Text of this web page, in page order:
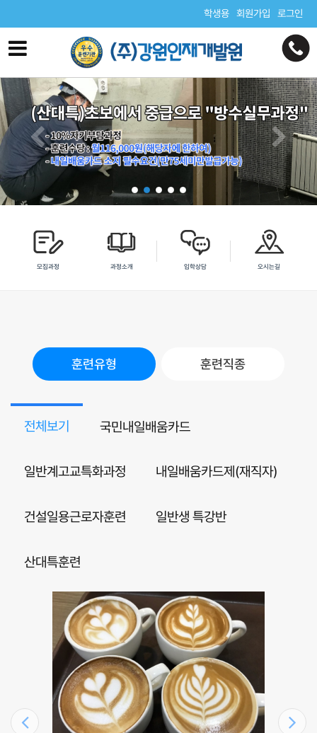
학생용 회원가입 로그인
모집과정 과정소개 입학상담 오시는길
훈련유형 훈련직종
전체보기 국민내일배움카드
일반계고교특화과정 내일배움카드제(재직자)
건설일용근로자훈련 일반생 특강반
산대특훈련